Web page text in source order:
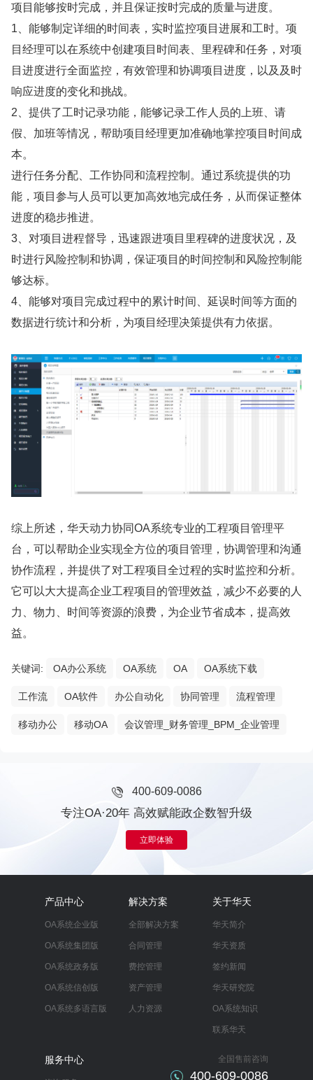
项目能够按时完成，并且保证按时完成的质量与进度。
1、能够制定详细的时间表，实时监控项目进展和工时。项
目经理可以在系统中创建项目时间表、里程碑和任务，对项
目进度进行全面监控，有效管理和协调项目进度，以及及时
响应进度的变化和挑战。
2、提供了工时记录功能，能够记录工作人员的上班、请
假、加班等情况，帮助项目经理更加准确地掌控项目时间成
本。
进行任务分配、工作协同和流程控制。通过系统提供的功
能，项目参与人员可以更加高效地完成任务，从而保证整体
进度的稳步推进。
3、对项目进程督导，迅速跟进项目里程碑的进度状况，及
时进行风险控制和协调，保证项目的时间控制和风险控制能
够达标。
4、能够对项目完成过程中的累计时间、延误时间等方面的
数据进行统计和分析，为项目经理决策提供有力依据。
综上所述，华天动力协同OA系统专业的工程项目管理平
台，可以帮助企业实现全方位的项目管理，协调管理和沟通
协作流程，并提供了对工程项目全过程的实时监控和分析。
它可以大大提高企业工程项目的管理效益，减少不必要的人
力、物力、时间等资源的浪费，为企业节省成本，提高效
益。
关键词: OA办公系统 OA系统 OA OA系统下载
工作流 OA软件 办公自动化 协同管理 流程管理
移动办公 移动OA 会议管理_财务管理_BPM_企业管理
400-609-0086
专注OA·20年 高效赋能政企数智升级
立即体验
产品中心
OA系统企业版
OA系统集团版
OA系统政务版
OA系统信创版
OA系统多语言版
解决方案
全部解决方案
合同管理
费控管理
资产管理
人力资源
关于华天
华天简介
华天资质
签约新闻
华天研究院
OA系统知识
联系华天
服务中心 全国售前咨询
400-609-0086